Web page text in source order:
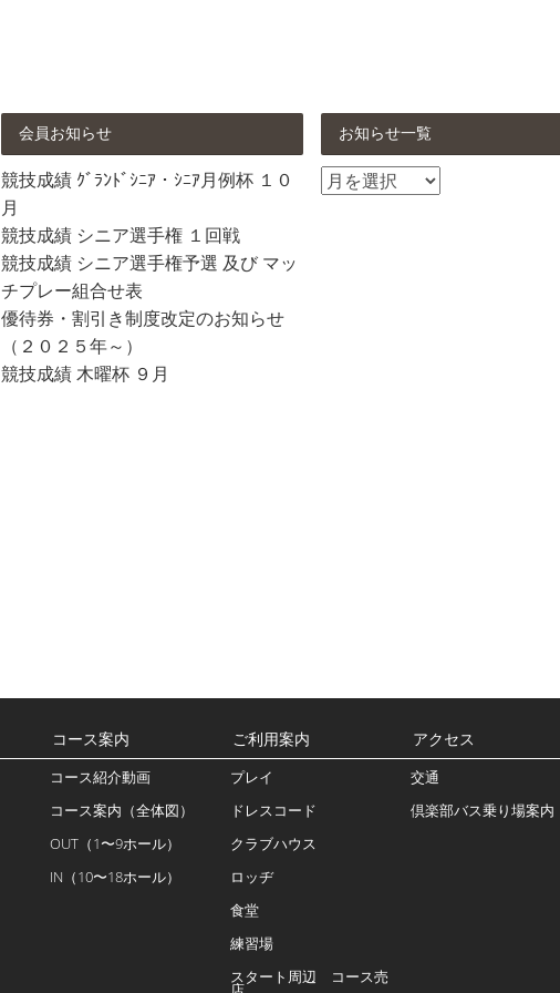
会員お知らせ
競技成績 ｸﾞﾗﾝﾄﾞｼﾆｱ・ｼﾆｱ月例杯 １０
月
競技成績 シニア選手権 １回戦
競技成績 シニア選手権予選 及び マッ
チプレー組合せ表
優待券・割引き制度改定のお知らせ
（２０２５年～）
競技成績 木曜杯 ９月
お知らせ一覧
お
コース案内
コース紹介動画
コース案内（全体図）
OUT（1〜9ホール）
IN（10〜18ホール）
ご利用案内
プレイ
ドレスコード
クラブハウス
ロッヂ
食堂
練習場
スタート周辺 コース売
アクセス
交通
倶楽部バス乗り場案内